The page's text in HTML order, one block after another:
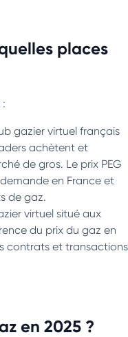
une grande partie de
sur votre facture
places
gazier virtuel français
achètent et
de gros. Le prix PEG
demande en France et
de gaz.
virtuel situé aux
du prix du gaz en
contrats et transactions
en 2025 ?